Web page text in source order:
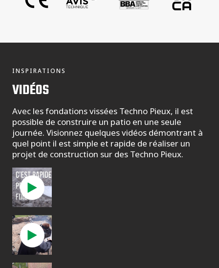
INSPIRATIONS
VIDÉOS
Avec les fondations vissées Techno Pieux, il est
possible de construire un patio en une seule
journée. Visionnez quelques vidéos démontrant à
quel point il est simple et rapide de réaliser un
projet de construction sur des Techno Pieux.